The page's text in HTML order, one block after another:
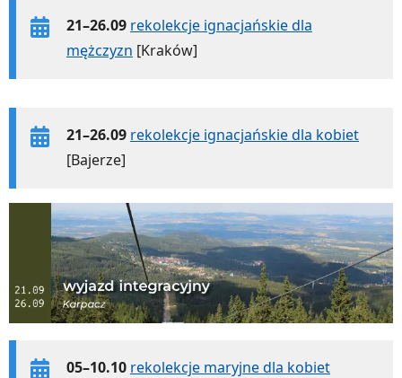
21–26.09 rekolekcje ignacjańskie dla
mężczyzn [Kraków]
21–26.09 rekolekcje ignacjańskie dla kobiet
[Bajerze]
05–10.10 rekolekcje maryjne dla kobiet